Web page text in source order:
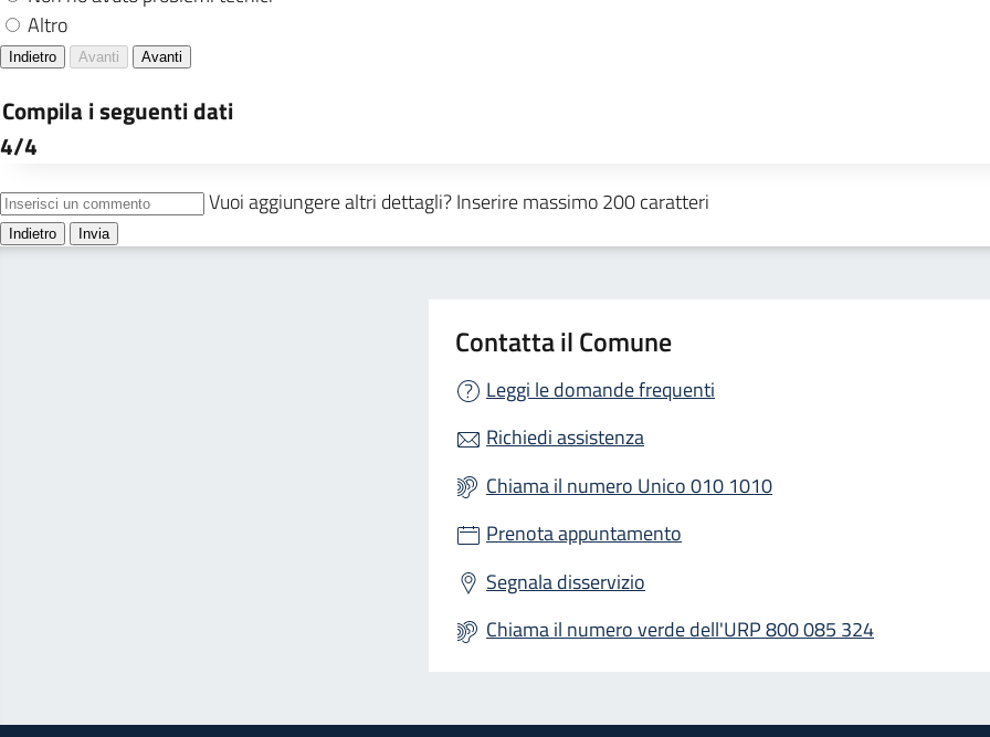
Contatta il Comune
Leggi le domande frequenti
Richiedi assistenza
Chiama il numero Unico 010 1010
Prenota appuntamento
Segnala disservizio
Chiama il numero verde dell'URP 800 085 324